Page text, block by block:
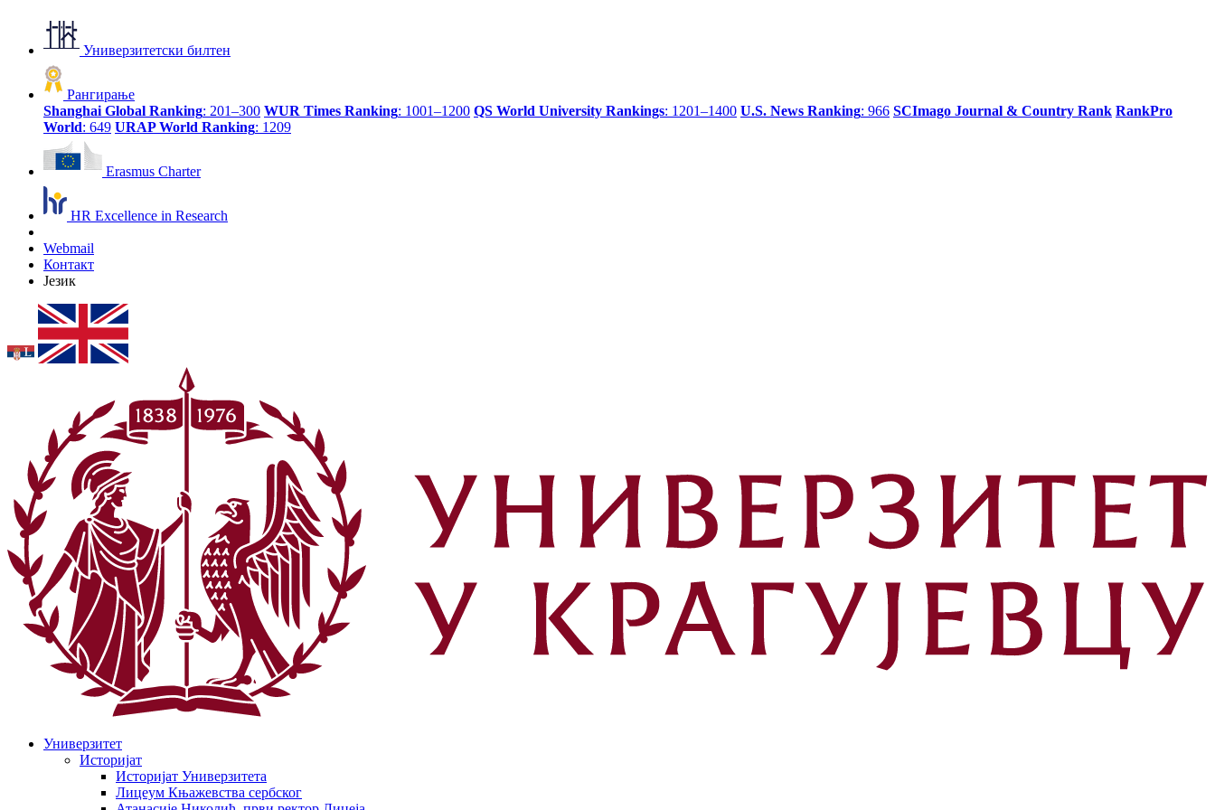
Универзитетски билтен
Рангирање
Shanghai Global Ranking: 201–300 WUR Times Ranking: 1001–1200 QS World University Rankings: 1201–1400 U.S. News Ranking: 966 SCImago Journal & Country Rank RankPro
World: 649 URAP World Ranking: 1209
Erasmus Charter
HR Excellence in Research
Webmail
Контакт
Језик
Универзитет
Историјат
Историјат Универзитета
Лицеум Књажевства сербског